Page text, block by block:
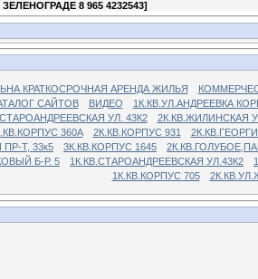
8 965 4232543]
КРАТКОСРОЧНАЯ АРЕНДА ЖИЛЬЯ
САЙТОВ ВИДЕО
1К.КВ.УЛ.АНДРЕЕВКА
УЛ. 43К2
2К.КВ.ЖИЛИНСКАЯ
360А 2К.КВ.КОРПУС 931
Т, 33к5
3К.КВ.КОРПУС 1645
Б-Р. 5
1К.КВ.СТАРОАНДРЕЕВСКАЯ УЛ.43К2
1К.КВ.КОРПУС 705